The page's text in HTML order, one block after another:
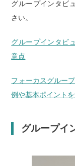
グループインタビ
さい。
グループインタビ
意点
フォーカスグルー
例や基本ポイント
グループイ